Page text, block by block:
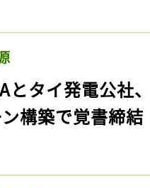
とタイ発電公社
構築で覚書締結